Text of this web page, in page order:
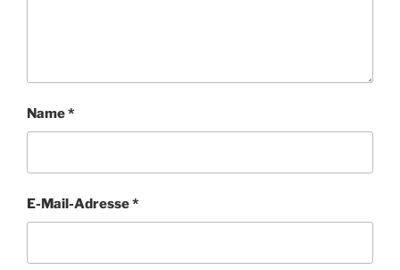
Name*
E-Mail-Adresse*